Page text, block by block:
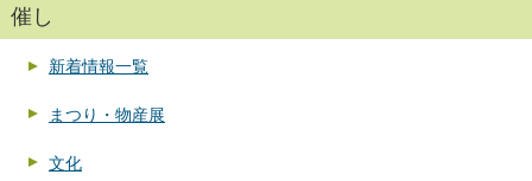
催し
新着情報一覧
まつり・物産展
文化